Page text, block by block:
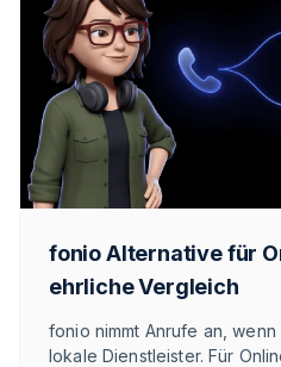
fonio Alternative für
ehrliche Vergleich
fonio nimmt Anrufe an,
lokale Dienstleister. Für